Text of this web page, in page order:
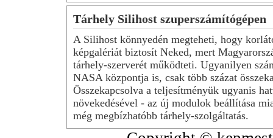
Tárhely Silihost szuperszámítógépen
A Silihost könnyedén megteheti, hogy
képgalériát biztosít Neked, mert
tárhely-szerverét működteti. Ugyanilyen
NASA központja is, csak több százat
Összekapcsolva a teljesítményük ugyanis
növekedésével - az új modulok beállítása
még megbízhatóbb tárhely-szolgáltatás.